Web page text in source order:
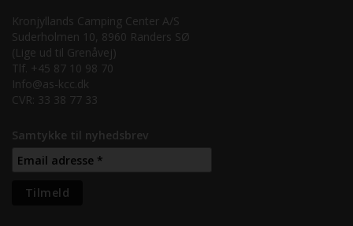
Kronjyllands Camping Center A/S
Suderholmen 10, 8960 Randers SØ
(Lige ud til Grenåvej)
Tlf. +45 87 10 98 70
Info@as-kcc.dk
CVR: 33 38 77 33
Samtykke til nyhedsbrev